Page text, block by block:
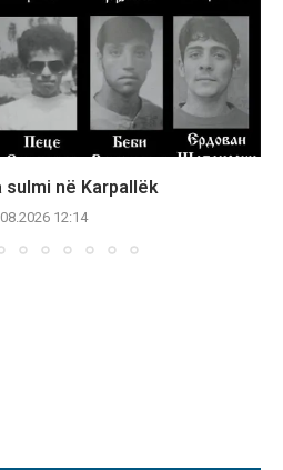
sulmi në Karpallëk
12:14